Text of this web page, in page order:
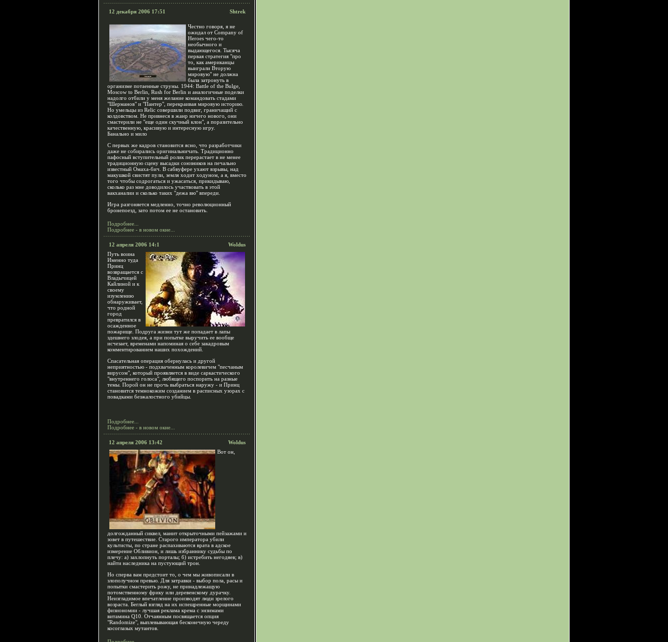
12 декабря 2006 17:51 Shtrek
Честно говоря, я не
ожидал от Company of
Heroes чего-то
необычного и
выдающегося. Тысяча
первая стратегия "про
то, как американцы
выиграли Вторую
мировую" не должна
была затронуть в
организме потаенные струны. 1944: Battle of the Bulge,
Moscow to Berlin, Rush for Berlin и аналогичные поделки
надолго отбили у меня желание командовать стадами
"Шерманов" и "Пантер", перекраивая мировую историю.
Но умельцы из Relic совершили подвиг, граничащий с
колдовством. Не привнеся в жанр ничего нового, они
смастерили не "еще один скучный клон", а поразительно
качественную, красивую и интересную игру.
Банально и мило
С первых же кадров становится ясно, что разработчики
даже не собирались оригинальничать. Традиционно
пафосный вступительный ролик перерастает в не менее
традиционную сцену высадки союзников на печально
известный Омаха-бич. В сабвуфере ухают взрывы, над
макушкой свистят пули, земля ходит ходуном, а я, вместо
того чтобы содрогаться и ужасаться, прикидываю,
сколько раз мне доводилось участвовать в этой
вакханалии и сколько таких "дежа вю" впереди.
Игра разгоняется медленно, точно революционный
бронепоезд, зато потом ее не остановить.
Подробнее...
Подробнее - в новом окне...
12 апреля 2006 14:1
Woldus
Путь воина
Именно туда
Принц
возвращается с
Владычицей
Кайлиной и к
своему
изумлению
обнаруживает,
что родной
город
превратился в
осажденное
пожарище. Подруга жизни тут же попадает в лапы
здешнего злодея, а при попытке выручить ее вообще
исчезает, временами напоминая о себе закадровым
комментированием наших похождений.
Спасательная операция обернулась и другой
неприятностью - подхваченным королевичем "песчаным
вирусом", который проявляется в виде саркастического
"внутреннего голоса", любящего поспорить на разные
темы. Порой он не прочь выбраться наружу - и Принц
становится темнокожим созданием в расписных узорах с
повадками безжалостного убийцы.
Подробнее...
Подробнее - в новом окне...
12 апреля 2006 13:42
Woldus
Вот он,
долгожданный сиквел, манит открыточными пейзажами и
зовет в путешествие. Старого императора убили
культисты, по стране распахиваются врата в адское
измерение Обливион, и лишь избраннику судьбы по
плечу: а) захлопнуть порталы; б) истребить негодяев; в)
найти наследника на пустующий трон.
Но сперва вам предстоит то, о чем мы живописали в
злополучном превью. Для затравки - выбор пола, расы и
попытки смастерить рожу, не принадлежащую
потомственному фрику или деревенскому дурачку.
Неизгладимое впечатление производят люди зрелого
возраста. Беглый взгляд на их испещренные морщинами
физиономии - лучшая реклама крема с энзимами
витамина Q10. Отчаянным посвящается опция
"Randomize", выплевывающая бесконечную череду
косоглазых мутантов.